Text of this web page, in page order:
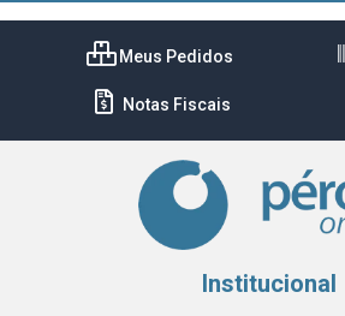
Meus Pedidos
Notas Fiscais
Institucional